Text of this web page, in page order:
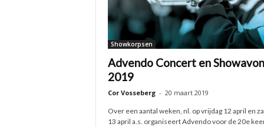
Showkorpsen
Advendo Concert en
2019
Cor Vosseberg - 20 maart 2019
Over een aantal weken, nl. op vrijdag 12 april en
13 april a.s. organiseert Advendo voor de 20e